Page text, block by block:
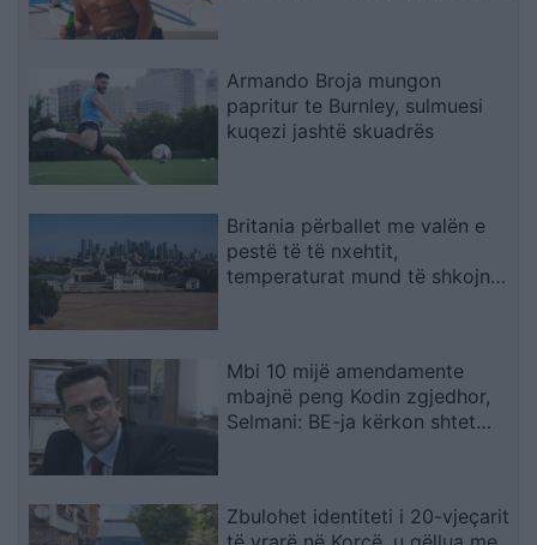
Armando Broja mungon
papritur te Burnley, sulmuesi
kuqezi jashtë skuadrës
Britania përballet me valën e
pestë të të nxehtit,
temperaturat mund të shkojnë
Mbi 10 mijë amendamente
mbajnë peng Kodin zgjedhor,
Selmani: BE-ja kërkon shtet
Zbulohet identiteti i 20-vjeçarit